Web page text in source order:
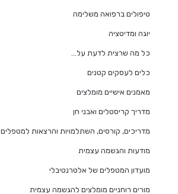
טיפולים ברפואה משלימה
יוגה ומדיטציה
כל מה שרצית לדעת על…
כלים לעסקים קטנים
מאמנים אישיים מומלצים
מדריך קריסטלים ואבני חן
מדריכים, קורסים, השתלמויות והרצאות למטפלים
מודעות והגשמה עצמית
מועדון המטפלים של אלטרנטיבלי
מורים רוחניים מומלצים להגשמה עצמית